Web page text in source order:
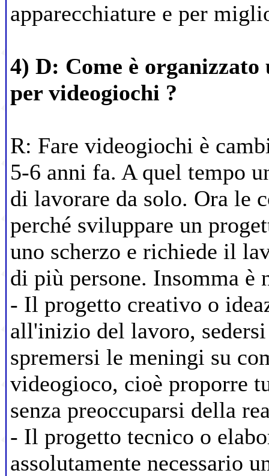
apparecchiature e per
4) D: Come è
per videogiochi ?
R: Fare videogiochi è
5-6 anni fa. A quel tempo
di lavorare da solo. Ora le
perché sviluppare un
uno scherzo e richiede il
di più persone. Insomma è
- Il progetto creativo o
all'inizio del lavoro,
spremersi le meningi su
videogioco, cioè proporre
senza preoccuparsi della
- Il progetto tecnico o
assolutamente necessario